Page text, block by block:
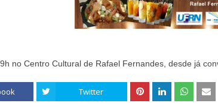
no Centro Cultural de Rafael Fernandes, desde já
Twitter